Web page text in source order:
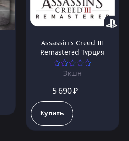
Assassin's Creed III
Remastered Турция
Экшн
5 690 ₽
Купить